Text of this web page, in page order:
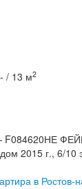
/ 13 м2
2015 г., 6/10
в Ростов-